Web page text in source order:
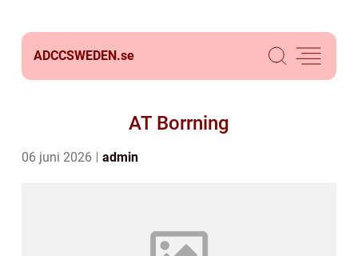
ADCCSWEDEN.se
AT Borrning
06 juni 2026 admin